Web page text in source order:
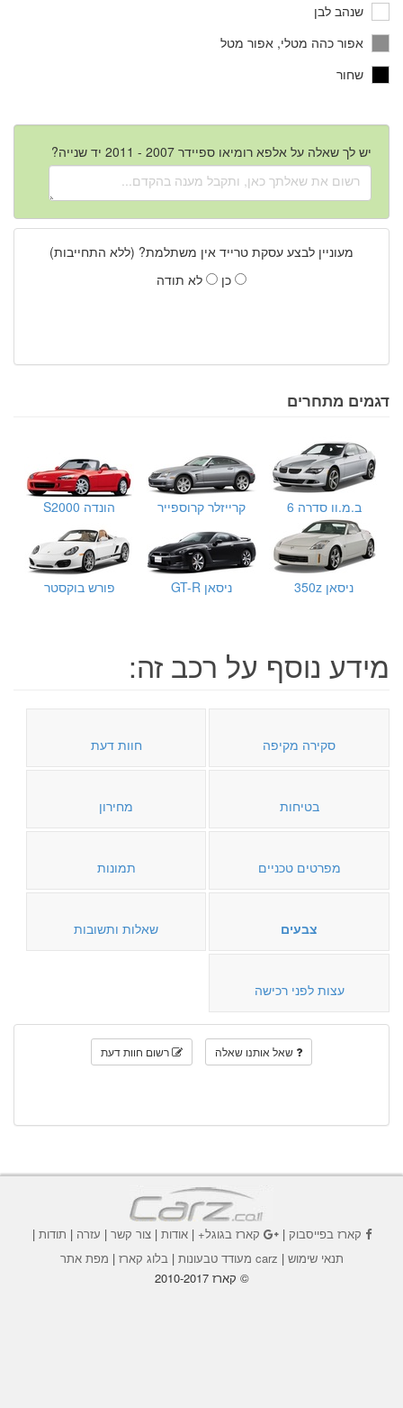
שנהב לבן
אפור כהה מטלי, אפור מטל
שחור
יש לך שאלה על אלפא רומיאו ספיידר 2007 - 2011 יד שנייה?
מעוניין לבצע עסקת טרייד אין משתלמת? (ללא התחייבות)
כן
לא תודה
דגמים מתחרים
ב.מ.וו סדרה 6 קרייזלר קרוספייר הונדה S2000
ניסאן 350z ניסאן GT-R פורש בוקסטר
מידע נוסף על רכב זה:
סקירה מקיפה חוות דעת
בטיחות מחירון
מפרטים טכניים תמונות
צבעים שאלות ותשובות
עצות לפני רכישה
שאל אותנו שאלה רשום חוות דעת
קארז בפייסבוק| קארז בגוגל+|אודות |צור קשר | עזרה | תודות |
תנאי שימוש | carz מעודד טבעונות | בלוג קארז | מפת אתר
© קארז 2010-2017